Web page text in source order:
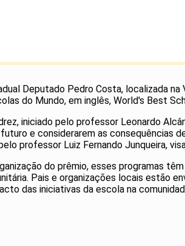
Deputado Pedro Costa, localizada
do Mundo, em inglês, World's Best
iniciado pelo professor Leonardo
e considerarem as consequências
professor Luiz Fernando Junqueira,
do prêmio, esses programas
Pais e organizações locais estão
das iniciativas da escola na